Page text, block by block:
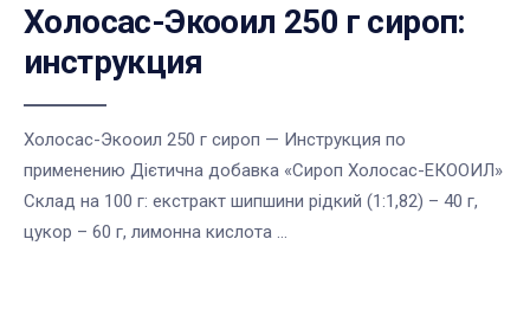
Холосас-Экооил 250 г сироп:
инструкция
Холосас-Экооил 250 г сироп — Инструкция по
применению Дієтична добавка «Сироп Холосас-ЕКООИЛ»
Склад на 100 г: екстракт шипшини рідкий (1:1,82) – 40 г,
цукор – 60 г, лимонна кислота ...